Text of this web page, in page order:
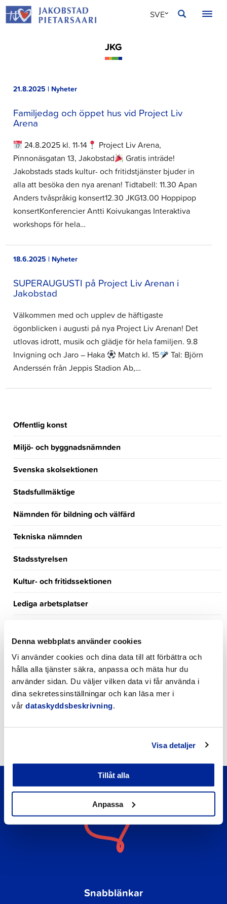
Denna webbplats använder cookies
Vi använder cookies och dina data till att förbättra och
hålla alla tjänster säkra, anpassa och mäta hur du
använder sidan. Du väljer vilken data vi får använda i
dina sekretessinställningar och kan läsa mer i
vår dataskyddsbeskrivning.
Visa detaljer
Tillåt alla
Anpassa
Hoppa
till
SVE
JKG
21.8.2025 | Nyheter
Familjedag och öppet hus vid Project Liv
Arena
24.8.2025 kl. 11-14
Project Liv Arena,
Pinnonäsgatan 13, Jakobstad
Gratis inträde!
Jakobstads stads kultur- och fritidstjänster bjuder in
alla att besöka den nya arenan! Tidtabell: 11.30 Apan
Anders tvåspråkig konsert12.30 JKG13.00 Hoppipop
konsertKonferencier Antti Koivukangas Interaktiva
workshops för hela…
18.6.2025 | Nyheter
SUPERAUGUSTI på Project Liv Arenan i
Jakobstad
Välkommen med och upplev de häftigaste
ögonblicken i augusti på nya Project Liv Arenan! Det
utlovas idrott, musik och glädje för hela familjen. 9.8
Invigning och Jaro – Haka
Match kl. 15
Tal: Björn
Anderssén från Jeppis Stadion Ab,…
Offentlig konst
Miljö- och byggnadsnämnden
Svenska skolsektionen
Stadsfullmäktige
Nämnden för bildning och välfärd
Tekniska nämnden
Stadsstyrelsen
Kultur- och fritidssektionen
Lediga arbetsplatser
Händelsekalender
Möteskalender
Nyheter
Snabblänkar